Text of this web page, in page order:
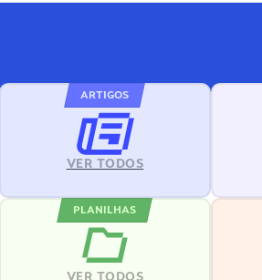
ARTIGOS
VER TODOS
PLANILHAS
VER TODOS